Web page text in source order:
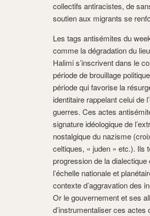
collectifs antiracistes, de
soutien aux migrants se
Les tags antisémites du
comme la dégradation du
Halimi s’inscrivent dans le
période de brouillage
période qui favorise la
identitaire rappelant celui de
guerres. Ces actes
signature idéologique de
nostalgique du nazisme
celtiques, « juden » etc.). Ils
progression de la dialectique
l’échelle nationale et
contexte d’aggravation des
Or le gouvernement et ses
d’instrumentaliser ces actes